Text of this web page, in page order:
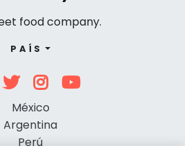
food company.
PAÍS
México
Argentina
Perú